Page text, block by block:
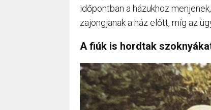
időpontban a házukhoz
zajongjanak a ház előtt, míg az
A fiúk is hordtak